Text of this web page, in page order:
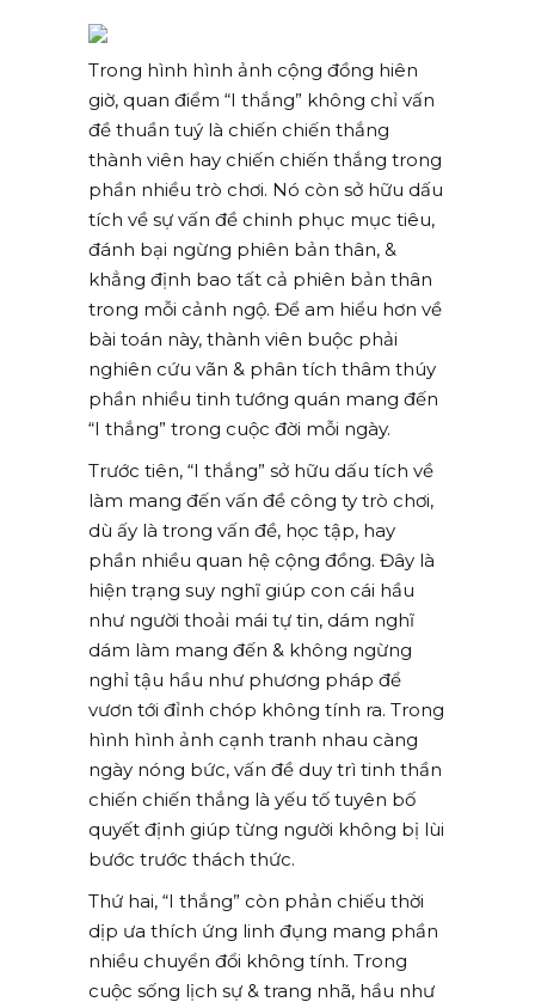
Trong hình hình ảnh cộng đồng hiên
giờ, quan điểm “I thắng” không chỉ vấn
đề thuần tuý là chiến chiến thắng
thành viên hay chiến chiến thắng trong
phần nhiều trò chơi. Nó còn sở hữu dấu
tích về sự vấn đề chinh phục mục tiêu,
đánh bại ngừng phiên bản thân, &
khẳng định bao tất cả phiên bản thân
trong mỗi cảnh ngộ. Để am hiểu hơn về
bài toán này, thành viên buộc phải
nghiên cứu vãn & phân tích thâm thúy
phần nhiều tinh tướng quán mang đến
“I thắng” trong cuộc đời mỗi ngày.
Trước tiên, “I thắng” sở hữu dấu tích về
làm mang đến vấn đề công ty trò chơi,
dù ấy là trong vấn đề, học tập, hay
phần nhiều quan hệ cộng đồng. Đây là
hiện trạng suy nghĩ giúp con cái hầu
như người thoải mái tự tin, dám nghĩ
dám làm mang đến & không ngừng
nghỉ tậu hầu như phương pháp để
vươn tới đỉnh chóp không tính ra. Trong
hình hình ảnh cạnh tranh nhau càng
ngày nóng bức, vấn đề duy trì tinh thần
chiến chiến thắng là yếu tố tuyên bố
quyết định giúp từng người không bị lùi
bước trước thách thức.
Thứ hai, “I thắng” còn phản chiếu thời
dịp ưa thích ứng linh đụng mang phần
nhiều chuyển đổi không tính. Trong
cuộc sống lịch sự & trang nhã, hầu như